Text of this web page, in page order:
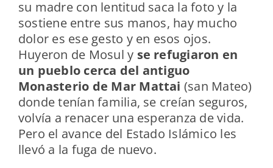
su madre con lentitud saca la foto y la
sostiene entre sus manos, hay mucho
dolor es ese gesto y en esos ojos.
Huyeron de Mosul y se refugiaron en
un pueblo cerca del antiguo
Monasterio de Mar Mattai (san Mateo)
donde tenían familia, se creían seguros,
volvía a renacer una esperanza de vida.
Pero el avance del Estado Islámico les
llevó a la fuga de nuevo.